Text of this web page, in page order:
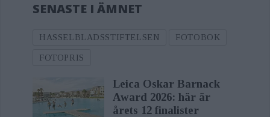
SENASTE I ÄMNET
HASSELBLADSSTIFTELSEN FOTOBOK
FOTOPRIS
Leica Oskar Barnack
Award 2026: här är
årets 12 finalister